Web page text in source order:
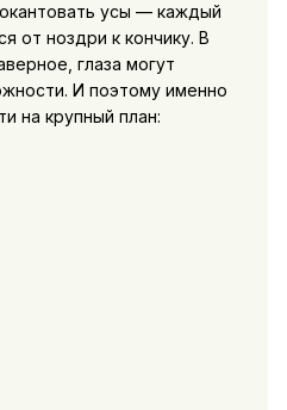
усы — каждый
от ноздри к кончику. В
глаза могут
И поэтому именно
на крупный план: